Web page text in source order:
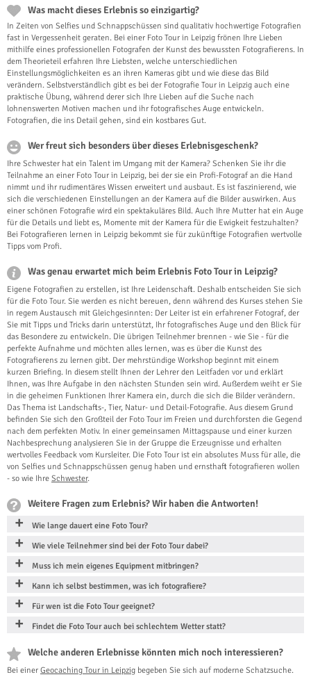
Was macht dieses Erlebnis so einzigartig?
In Zeiten von Selfies und Schnappschüssen sind qualitativ hochwertige Fotografien
fast in Vergessenheit geraten. Bei einer Foto Tour in Leipzig frönen Ihre Lieben
mithilfe eines professionellen Fotografen der Kunst des bewussten Fotografierens. In
dem Theorieteil erfahren Ihre Liebsten, welche unterschiedlichen
Einstellungsmöglichkeiten es an ihren Kameras gibt und wie diese das Bild
verändern. Selbstverständlich gibt es bei der Fotografie Tour in Leipzig auch eine
praktische Übung, während derer sich Ihre Lieben auf die Suche nach
lohnenswerten Motiven machen und ihr fotografisches Auge entwickeln.
Fotografien, die ins Detail gehen, sind ein kostbares Gut.
Wer freut sich besonders über dieses Erlebnisgeschenk?
Ihre Schwester hat ein Talent im Umgang mit der Kamera? Schenken Sie ihr die
Teilnahme an einer Foto Tour in Leipzig, bei der sie ein Profi-Fotograf an die Hand
nimmt und ihr rudimentäres Wissen erweitert und ausbaut. Es ist faszinierend, wie
sich die verschiedenen Einstellungen an der Kamera auf die Bilder auswirken. Aus
einer schönen Fotografie wird ein spektakuläres Bild. Auch Ihre Mutter hat ein Auge
für die Details und liebt es, Momente mit der Kamera für die Ewigkeit festzuhalten?
Bei Fotografieren lernen in Leipzig bekommt sie für zukünftige Fotografien wertvolle
Tipps vom Profi.
Was genau erwartet mich beim Erlebnis Foto Tour in Leipzig?
Eigene Fotografien zu erstellen, ist Ihre Leidenschaft. Deshalb entscheiden Sie sich
für die Foto Tour. Sie werden es nicht bereuen, denn während des Kurses stehen Sie
in regem Austausch mit Gleichgesinnten: Der Leiter ist ein erfahrener Fotograf, der
Sie mit Tipps und Tricks darin unterstützt, Ihr fotografisches Auge und den Blick für
das Besondere zu entwickeln. Die übrigen Teilnehmer brennen - wie Sie - für die
perfekte Aufnahme und möchten alles lernen, was es über die Kunst des
Fotografierens zu lernen gibt. Der mehrstündige Workshop beginnt mit einem
kurzen Briefing. In diesem stellt Ihnen der Lehrer den Leitfaden vor und erklärt
Ihnen, was Ihre Aufgabe in den nächsten Stunden sein wird. Außerdem weiht er Sie
in die geheimen Funktionen Ihrer Kamera ein, durch die sich die Bilder verändern.
Das Thema ist Landschafts-, Tier, Natur- und Detail-Fotografie. Aus diesem Grund
befinden Sie sich den Großteil der Foto Tour im Freien und durchforsten die Gegend
nach dem perfekten Motiv. In einer gemeinsamen Mittagspause und einer kurzen
Nachbesprechung analysieren Sie in der Gruppe die Erzeugnisse und erhalten
wertvolles Feedback vom Kursleiter. Die Foto Tour ist ein absolutes Muss für alle, die
von Selfies und Schnappschüssen genug haben und ernsthaft fotografieren wollen
- so wie Ihre Schwester.
Weitere Fragen zum Erlebnis? Wir haben die Antworten!
Wie lange dauert eine Foto Tour?
Wie viele Teilnehmer sind bei der Foto Tour dabei?
Muss ich mein eigenes Equipment mitbringen?
Kann ich selbst bestimmen, was ich fotografiere?
Für wen ist die Foto Tour geeignet?
Findet die Foto Tour auch bei schlechtem Wetter statt?
Welche anderen Erlebnisse könnten mich noch interessieren?
Bei einer Geocaching Tour in Leipzig begeben Sie sich auf moderne Schatzsuche.